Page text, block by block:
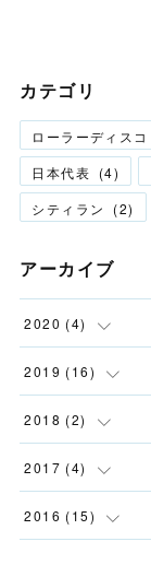
カテゴリ
ローラーディスコ
日本代表 (4)
シティラン
(2)
アーカイブ
2020 (4)
(2)
(1
(1
2019 (16)
(1
(1
( 12
2018 (2)
(2
2017 (4)
(2)
2016 (15)